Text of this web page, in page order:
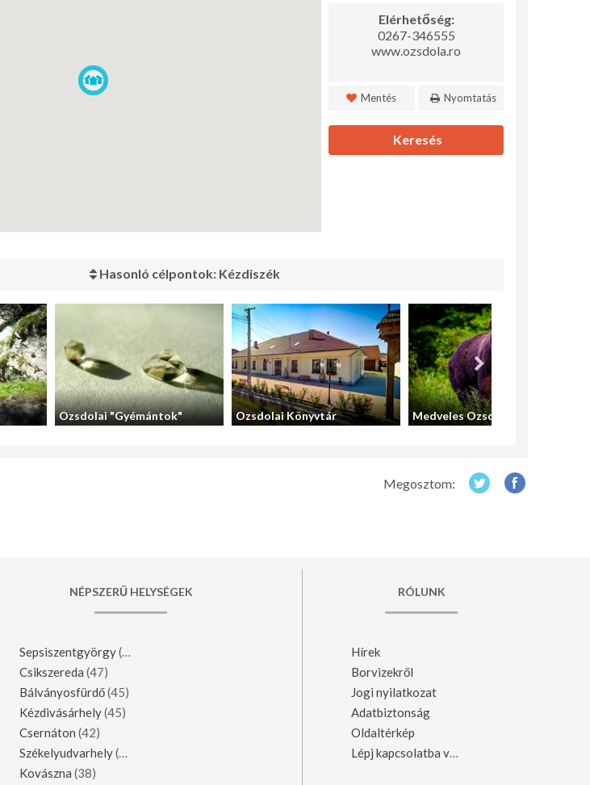
Elérhetőség:
0267-346555
www.ozsdola.ro
Mentés Nyomtatás
Keresés
Hasonló célpontok: Kézdiszék
Ozsdolai "Gyémántok" Ozsdolai Könyvtár Medveles Ozsdola
Megosztom:
NÉPSZERŰ HELYSÉGEK
Sepsiszentgyörgy(123)
Csikszereda (47)
Bálványosfürdő(45)
Kézdivásárhely(45)
Csernáton (42)
Székelyudvarhely(42)
Kovászna (38)
RÓLUNK
Hírek
Borvizekről
Jogi nyilatkozat
Adatbiztonság
Oldaltérkép
Lépj kapcsolatba velünk